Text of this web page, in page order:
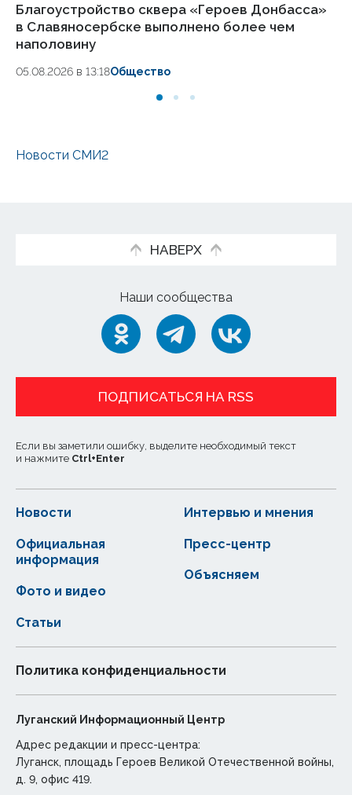
Благоустройство сквера «Героев Донбасса»
в Славяносербске выполнено более чем
наполовину
05.08.2026 в 13:18Общество
Новости СМИ2
НАВЕРХ
Наши сообщества
ПОДПИСАТЬСЯ НА RSS
Если вы заметили ошибку, выделите необходимый текст
и нажмите Ctrl+Enter
Новости
Статьи
Официальная
информация
Интервью и мнения
Фото и видео
Пресс-центр
Объясняем
Политика конфиденциальности
Луганский Информационный Центр
Адрес редакции и пресс-центра:
Луганск, площадь Героев Великой Отечественной войны,
д. 9, офис 419.